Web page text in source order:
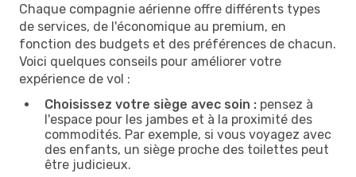
Chaque compagnie aérienne offre différents types
de services, de l'économique au premium, en
fonction des budgets et des préférences de chacun.
Voici quelques conseils pour améliorer votre
expérience de vol :
Choisissez votre siège avec soin : pensez à
l'espace pour les jambes et à la proximité des
commodités. Par exemple, si vous voyagez avec
des enfants, un siège proche des toilettes peut
être judicieux.